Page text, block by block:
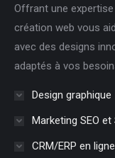
Offrant une
création web vous
avec des designs
adaptés à vos
Design graphique
Marketing SEO et
CRM/ERP en ligne